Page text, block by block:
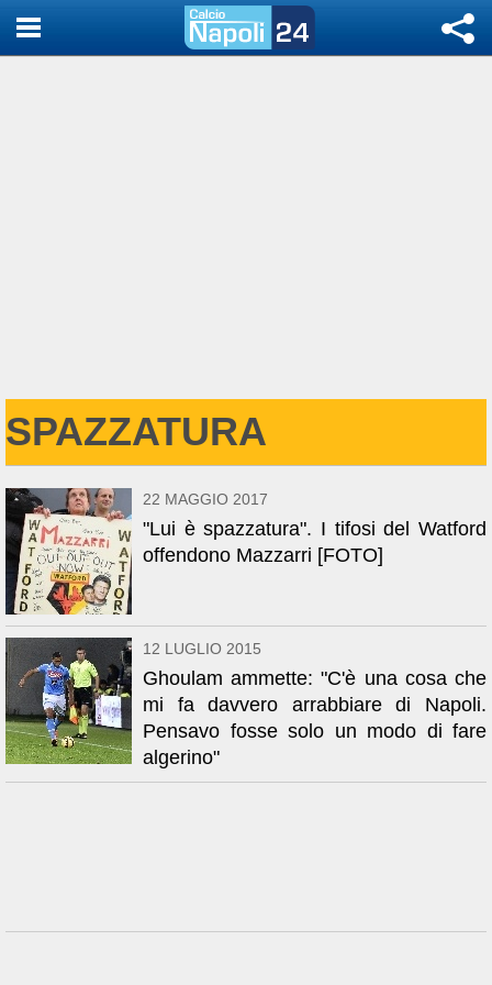
SPAZZATURA
22 MAGGIO 2017
"Lui è spazzatura". I tifosi del Watford
offendono Mazzarri [FOTO]
12 LUGLIO 2015
Ghoulam ammette: "C'è una cosa che
mi fa davvero arrabbiare di Napoli.
Pensavo fosse solo un modo di fare
algerino"